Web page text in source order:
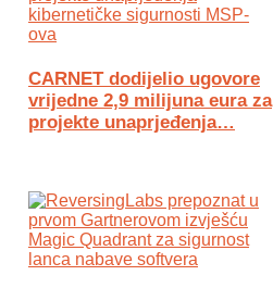
CARNET dodijelio ugovore
vrijedne 2,9 milijuna eura za
projekte unaprjeđenja…